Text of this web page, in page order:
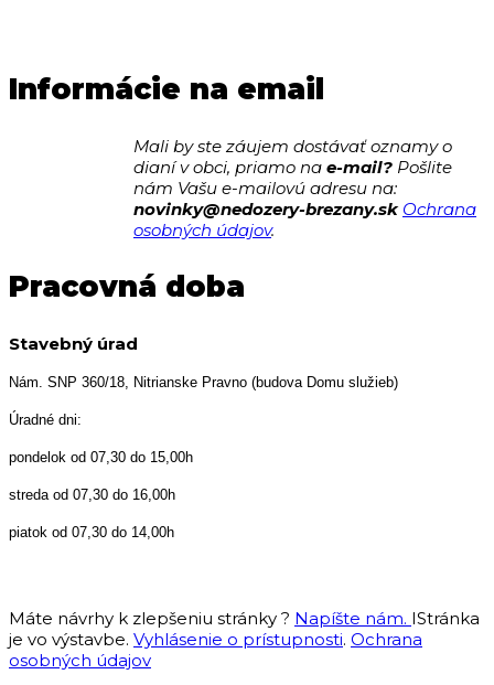
Informácie na email
Mali by ste záujem dostávať oznamy o
dianí v obci, priamo na e-mail? Pošlite
nám Vašu e-mailovú adresu na:
novinky@nedozery-brezany.sk Ochrana
osobných údajov.
Pracovná doba
Stavebný úrad
Nám. SNP 360/18, Nitrianske Pravno (budova Domu služieb)
Úradné dni:
pondelok od 07,30 do 15,00h
streda od 07,30 do 16,00h
piatok od 07,30 do 14,00h
Máte návrhy k zlepšeniu stránky ? Napíšte nám. IStránka
je vo výstavbe. Vyhlásenie o prístupnosti. Ochrana
osobných údajov